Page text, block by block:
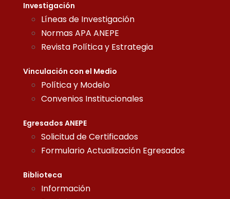
Investigación
Líneas de Investigación
Normas APA ANEPE
Revista Política y Estrategia
Vinculación con el Medio
Política y Modelo
Convenios Institucionales
Egresados ANEPE
Solicitud de Certificados
Formulario Actualización Egresados
Biblioteca
Información